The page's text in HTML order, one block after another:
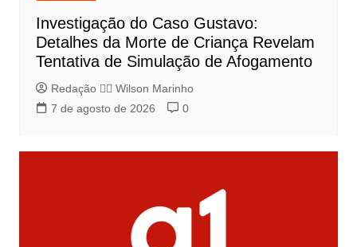
Investigação do Caso Gustavo:
Detalhes da Morte de Criança Revelam
Tentativa de Simulação de Afogamento
Redação 👨‍⚖️​ Wilson Marinho
7 de agosto de 2026
0